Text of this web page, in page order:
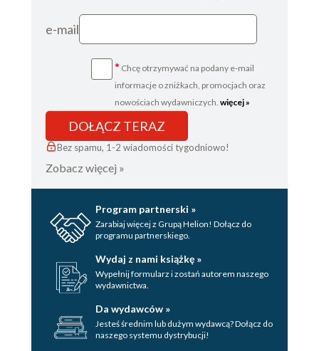
e-mail
* Chcę otrzymywać na podany e-mail
informacje o zniżkach, promocjach oraz
nowościach wydawniczych. więcej »
DOŁĄCZ TERAZ
Bez spamu, 1-2 wiadomości tygodniowo!
Zobacz więcej »
Program partnerski »
Zarabiaj więcej z Grupą Helion! Dołącz do
programu partnerskiego.
Wydaj z nami książkę »
Wypełnij formularz i zostań autorem naszego
wydawnictwa.
Da wydawców »
Jesteś średnim lub dużym wydawcą? Dołącz do
naszego systemu dystrybucji!